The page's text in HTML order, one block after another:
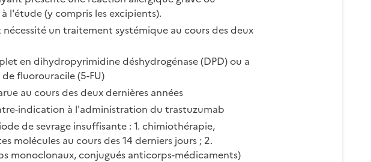
l'étude (y compris les excipients).
un traitement systémique au cours des deux
en dihydropyrimidine déshydrogénase (DPD) ou a
fluorouracile (5-FU)
au cours des deux dernières années
indication à l'administration du trastuzumab
de sevrage insuffisante : 1. chimiothérapie,
au cours des 14 derniers jours ; 2.
monoclonaux, conjugués anticorps-médicaments)